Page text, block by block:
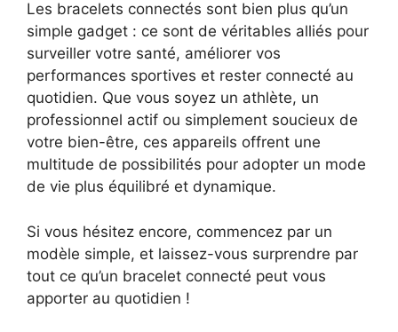
Les bracelets connectés sont bien plus qu’un
simple gadget : ce sont de véritables alliés pour
surveiller votre santé, améliorer vos
performances sportives et rester connecté au
quotidien. Que vous soyez un athlète, un
professionnel actif ou simplement soucieux de
votre bien-être, ces appareils offrent une
multitude de possibilités pour adopter un mode
de vie plus équilibré et dynamique.
Si vous hésitez encore, commencez par un
modèle simple, et laissez-vous surprendre par
tout ce qu’un bracelet connecté peut vous
apporter au quotidien !